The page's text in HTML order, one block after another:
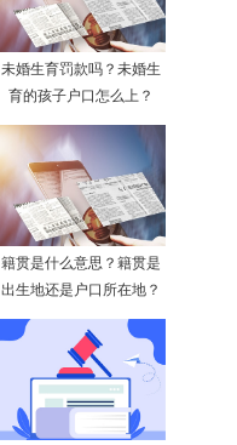
未婚生育罚款吗？未婚生
育的孩子户口怎么上？
籍贯是什么意思？籍贯是
出生地还是户口所在地？